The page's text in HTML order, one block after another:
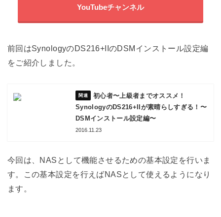
YouTubeチャンネル
前回はSynologyのDS216+IIのDSMインストール設定編
をご紹介しました。
初心者〜上級者までオススメ！
SynologyのDS216+IIが素晴らしすぎる！〜
DSMインストール設定編〜
2016.11.23
今回は、NASとして機能させるための基本設定を行いま
す。この基本設定を行えばNASとして使えるようになり
ます。